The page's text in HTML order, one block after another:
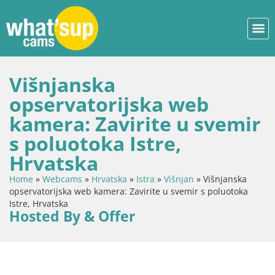
Višnjanska
opservatorijska web
kamera: Zavirite u svemir
s poluotoka Istre,
Hrvatska
Home » Webcams » Hrvatska » Istra » Višnjan » Višnjanska
opservatorijska web kamera: Zavirite u svemir s poluotoka
Istre, Hrvatska
Hosted By & Offer